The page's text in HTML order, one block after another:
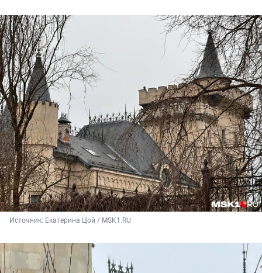
Источник: Екатерина Цой / MSK1.RU